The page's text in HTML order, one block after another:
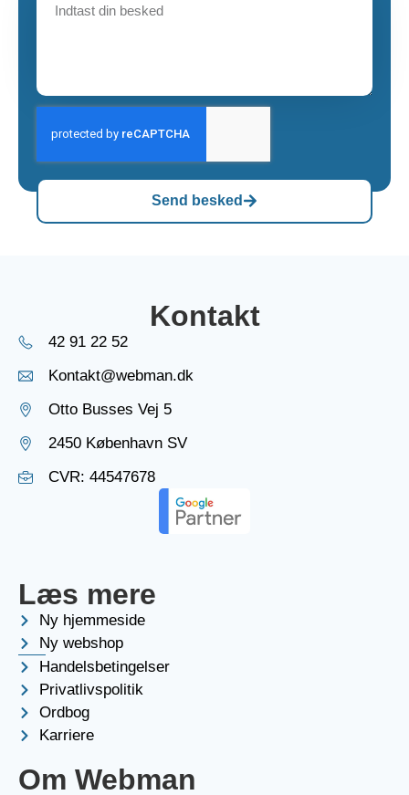
Send besked
Kontakt
42 91 22 52
Kontakt@webman.dk
Otto Busses Vej 5
2450 København SV
CVR: 44547678
Læs mere
Ny hjemmeside
Ny webshop
Handelsbetingelser
Privatlivspolitik
Ordbog
Karriere
Om Webman